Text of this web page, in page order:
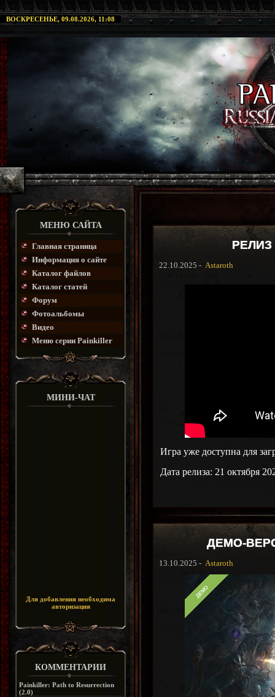
ВОСКРЕСЕНЬЕ, 09.08.2026, 11:08
МЕНЮ САЙТА
Главная страница
Информация о сайте
Каталог файлов
Каталог статей
Форум
Фотоальбомы
Видео
Меню серии Painkiller
МИНИ-ЧАТ
Для добавления необходима
авторизация
КОММЕНТАРИИ
Painkiller: Path to Resurrection
(2.0)
РЕЛИЗ
22.10.2025 - Astaroth
Игра уже доступна для
Дата релиза: 21 октября
ДЕМО-
13.10.2025 - Astaroth